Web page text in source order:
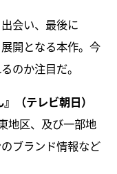
会い、最後に
開となる本作。今
のか注目だ。
（テレビ朝日）
地区、及び一部地
ブランド情報など